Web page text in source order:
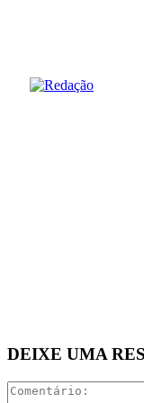
DEIXE UMA